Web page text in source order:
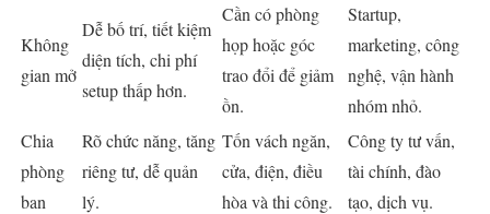
Không
gian mở
Dễ bố trí, tiết kiệm
diện tích, chi phí
setup thấp hơn.
Cần có phòng
họp hoặc góc
trao đổi để giảm
ồn.
Startup,
marketing, công
nghệ, vận hành
nhóm nhỏ.
Chia
phòng
ban
Rõ chức năng, tăng
riêng tư, dễ quản
lý.
Tốn vách ngăn,
cửa, điện, điều
hòa và thi công.
Công ty tư vấn,
tài chính, đào
tạo, dịch vụ.